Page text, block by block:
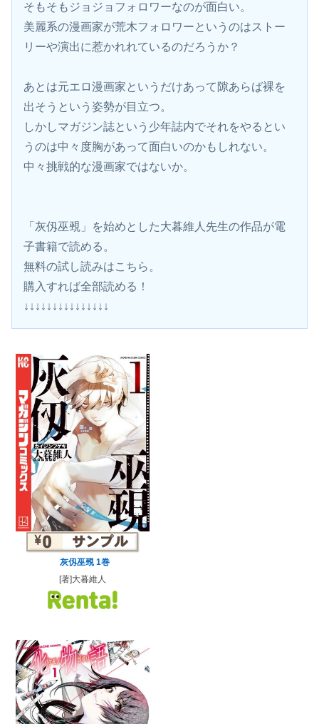
そもそもジョジョフォロワーなのが面白い。
美麗系の漫画家が荒木フォロワーというのはストー
リーや演出に惹かれれているのだろうか？
あとは元エロ漫画家というだけあって隙あらば裸を
出そうという姿勢が目立つ。
しかしマガジン誌という少年誌内でそれをやるとい
うのは中々度胸があって面白いのかもしれない。
中々挑戦的な漫画家ではないか。
「灰仭巫覡」を始めとした大暮維人先生の作品が電
子書籍で読める。
無料の試し読みはこちら。
購入すれば全部読める！
↓↓↓↓↓↓↓↓↓↓↓↓↓↓↓
灰仭巫覡 1巻
[著]大暮維人